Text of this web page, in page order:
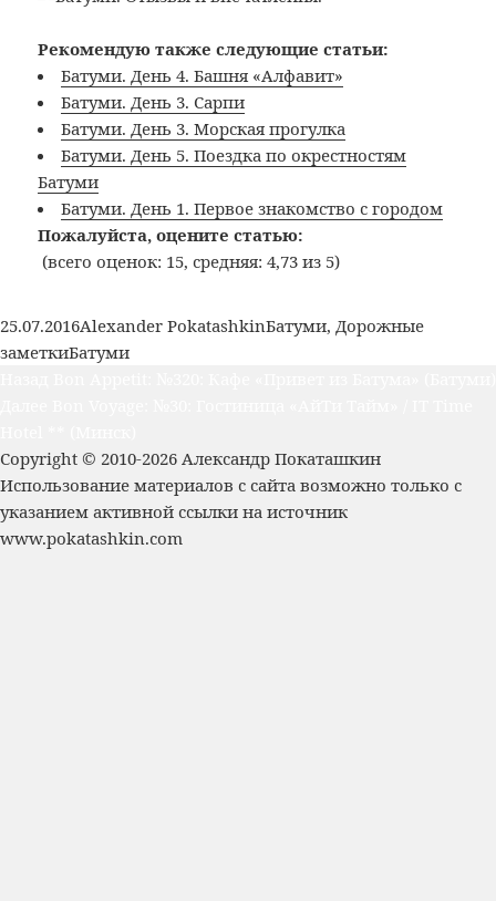
Рекомендую также следующие статьи:
Батуми. День 4. Башня «Алфавит»
Батуми. День 3. Сарпи
Батуми. День 3. Морская прогулка
Батуми. День 5. Поездка по окрестностям
Батуми
Батуми. День 1. Первое знакомство с городом
Пожалуйста, оцените статью:
(всего оценок: 15, средняя: 4,73 из 5)
Опубликовано
25.07.2016Автор
Alexander PokatashkinРубрики
Батуми, Дорожные
заметкиМетки
Батуми
Copyright © 2010-2026 Александр Покаташкин
Использование материалов с сайта возможно только с
указанием активной ссылки на источник
www.pokatashkin.com